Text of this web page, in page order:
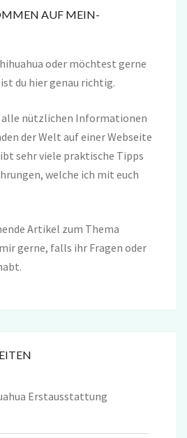
AUF MEIN-
oder möchtest gerne
du hier genau richtig.
alle nützlichen Informationen
der Welt auf einer Webseite
sehr viele praktische Tipps
welche ich mit euch
Artikel zum Thema
gerne, falls ihr Fragen oder
Erstausstattung